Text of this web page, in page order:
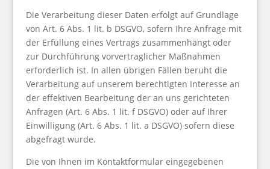
Die Verarbeitung dieser Daten erfolgt auf Grundlage
von Art. 6 Abs. 1 lit. b DSGVO, sofern Ihre Anfrage mit
der Erfüllung eines Vertrags zusammenhängt oder
zur Durchführung vorvertraglicher Maßnahmen
erforderlich ist. In allen übrigen Fällen beruht die
Verarbeitung auf unserem berechtigten Interesse an
der effektiven Bearbeitung der an uns gerichteten
Anfragen (Art. 6 Abs. 1 lit. f DSGVO) oder auf Ihrer
Einwilligung (Art. 6 Abs. 1 lit. a DSGVO) sofern diese
abgefragt wurde.
Die von Ihnen im Kontaktformular eingegebenen